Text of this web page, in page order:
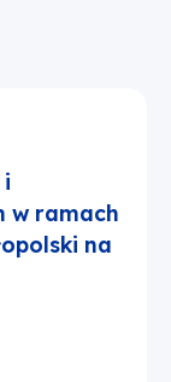
i
w ramach
na